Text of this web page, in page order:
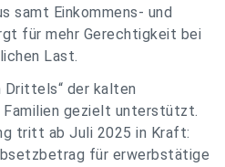
samt Einkommens- und
für mehr Gerechtigkeit bei
Last.
Drittels“ der kalten
Familien gezielt unterstützt.
tritt ab Juli 2025 in Kraft:
für erwerbstätige